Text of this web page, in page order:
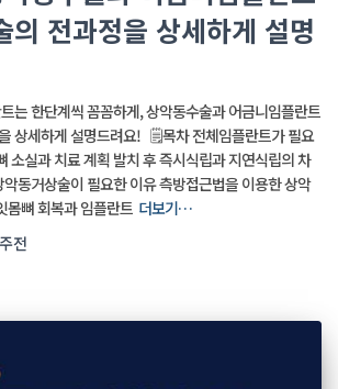
의 전과정을 상세하게 설명
는 한단계씩 꼼꼼하게, 상악동수술과 어금니임플란트
상세하게 설명드려요! 🗒️목차 전체임플란트가 필요
소실과 치료 계획 발치 후 즉시식립과 지연식립의 차
동거상술이 필요한 이유 측방접근법을 이용한 상악
몸뼈 회복과 임플란트 더보기…
전